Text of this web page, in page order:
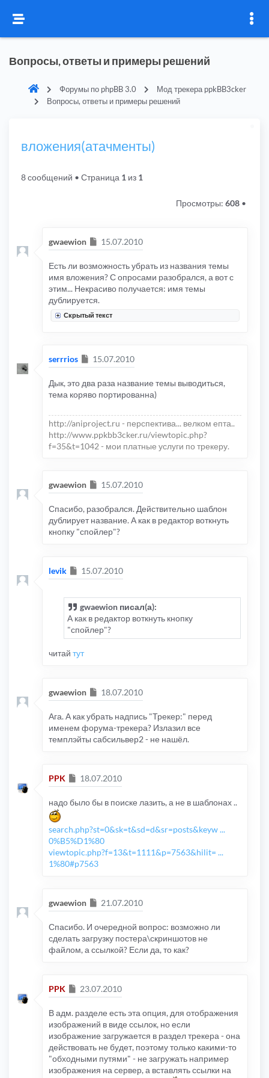
Вопросы, ответы и примеры решений
Форумы по phpBB 3.0
Мод трекера ppkBB3cker
Вопросы, ответы и примеры решений
вложения(атачменты)
8 сообщений • Страница 1 из 1
Просмотры: 608 •
gwaewion Сообщение
15.07.2010
Есть ли возможность убрать из названия темы
имя вложения? С опросами разобрался, а вот с
этим... Некрасиво получается: имя темы
дублируется.
Скрытый текст
serrrios Сообщение
15.07.2010
Дык, это два раза название темы выводиться,
тема коряво портированна)
http://aniproject.ru - перспектива... велком епта..
http://www.ppkbb3cker.ru/viewtopic.php?
f=35&t=1042 - мои платные услуги по трекеру.
gwaewion Сообщение
15.07.2010
Спасибо, разобрался. Действительно шаблон
дублирует название. А как в редактор воткнуть
кнопку "спойлер"?
levik Сообщение
15.07.2010
gwaewion писал(а):
А как в редактор воткнуть кнопку
"спойлер"?
читай тут
gwaewion Сообщение
18.07.2010
Ага. А как убрать надпись "Трекер:" перед
именем форума-трекера? Излазил все
темплэйты сабсильвер2 - не нашёл.
PPK Сообщение
18.07.2010
надо было бы в поиске лазить, а не в шаблонах ..
search.php?st=0&sk=t&sd=d&sr=posts&keyw ...
0%B5%D1%80
viewtopic.php?f=13&t=1111&p=7563&hilit= ...
1%80#p7563
gwaewion Сообщение
21.07.2010
Спасибо. И очередной вопрос: возможно ли
сделать загрузку постера\скриншотов не
файлом, а ссылкой? Если да, то как?
PPK Сообщение
23.07.2010
В адм. разделе есть эта опция, для отображения
изображений в виде ссылок, но если
изображение загружается в раздел трекера - она
действовать не будет, поэтому только какими-то
"обходными путями" - не загружать например
изображения на сервер, а вставлять ссылки на